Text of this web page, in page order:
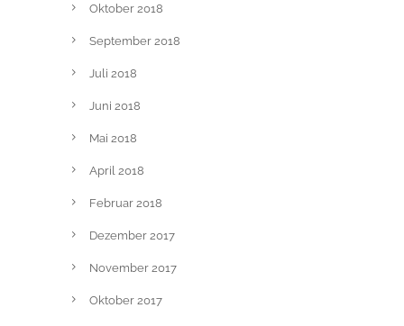
Oktober 2018
September 2018
Juli 2018
Juni 2018
Mai 2018
April 2018
Februar 2018
Dezember 2017
November 2017
Oktober 2017